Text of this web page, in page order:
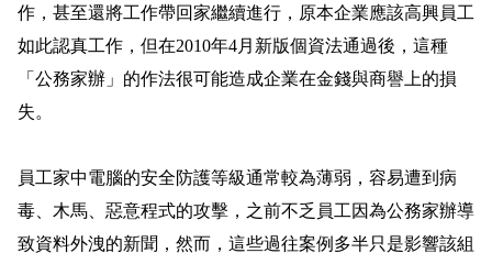
作，甚至還將工作帶回家繼續進行，原本企業應該高興員工
如此認真工作，但在2010年4月新版個資法通過後，這種
「公務家辦」的作法很可能造成企業在金錢與商譽上的損
失。
員工家中電腦的安全防護等級通常較為薄弱，容易遭到病
毒、木馬、惡意程式的攻擊，之前不乏員工因為公務家辦導
致資料外洩的新聞，然而，這些過往案例多半只是影響該組